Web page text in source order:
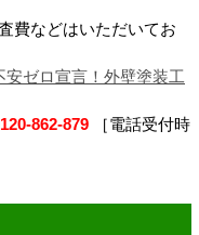
費などはいただいてお
ゼロ宣言！ 外壁塗装工
862-879 ［電話受付時